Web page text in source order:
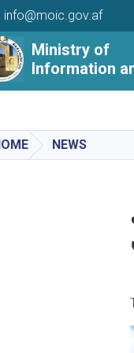
Ministry of
Information
info@moic.gov.af
navigation
NEWS